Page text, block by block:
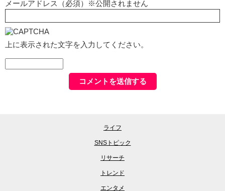
メールアドレス（必須）※公開されません
上に表示された文字を入力してください。
ライフ
SNSトピック
リサーチ
トレンド
エンタメ